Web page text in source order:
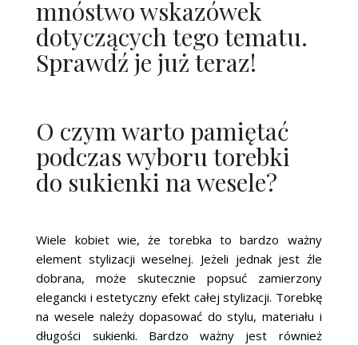
mnóstwo wskazówek
dotyczących tego tematu.
Sprawdź je już teraz!
O czym warto pamiętać
podczas wyboru torebki
do sukienki na wesele?
Wiele kobiet wie, że torebka to bardzo ważny
element stylizacji weselnej. Jeżeli jednak jest źle
dobrana, może skutecznie popsuć zamierzony
elegancki i estetyczny efekt całej stylizacji. Torebkę
na wesele należy dopasować do stylu, materiału i
długości sukienki. Bardzo ważny jest również